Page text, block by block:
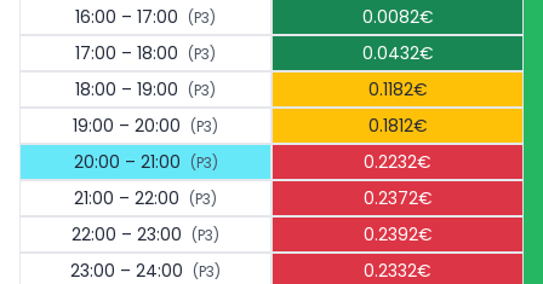
16:00 – 17:00 (P3)
0.0082€
17:00 – 18:00 (P3)
0.0432€
18:00 – 19:00 (P3)
0.1182€
19:00 – 20:00 (P3)
0.1812€
20:00 – 21:00 (P3)
0.2232€
21:00 – 22:00 (P3)
0.2372€
22:00 – 23:00 (P3)
0.2392€
23:00 – 24:00 (P3) 0.2332€